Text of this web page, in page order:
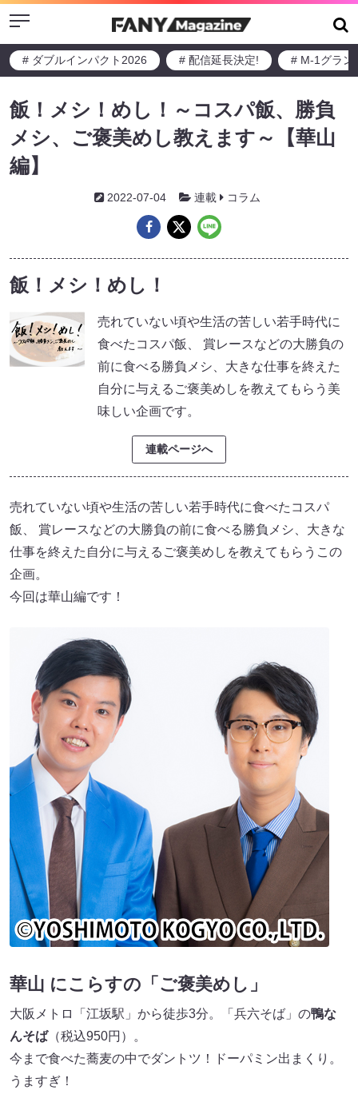
Menu
# ダブルインパクト2026 # 配信延長決定! # M-1グラン
飯！メシ！めし！～コスパ飯、勝負
メシ、ご褒美めし教えます～【華山
編】
2022-07-04 連載 コラム
飯！メシ！めし！
売れていない頃や生活の苦しい若手時代に
食べたコスパ飯、 賞レースなどの大勝負の
前に食べる勝負メシ、大きな仕事を終えた
自分に与えるご褒美めしを教えてもらう美
味しい企画です。
連載ページへ
売れていない頃や生活の苦しい若手時代に食べたコスパ
飯、 賞レースなどの大勝負の前に食べる勝負メシ、大きな
仕事を終えた自分に与えるご褒美めしを教えてもらうこの
企画。
今回は華山編です！
華山 にこらすの「ご褒美めし」
大阪メトロ「江坂駅」から徒歩3分。「兵六そば」の鴨な
んそば（税込950円）。
今まで食べた蕎麦の中でダントツ！ドーパミン出まくり。
うますぎ！